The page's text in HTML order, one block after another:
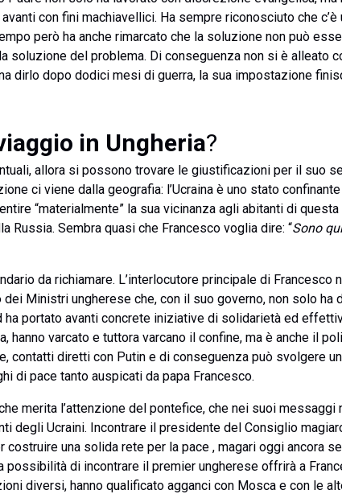
con fini machiavellici. Ha sempre riconosciuto che
però ha anche rimarcato che la soluzione non può
soluzione del problema. Di conseguenza non si è alleato
dirlo dopo dodici mesi di guerra, la sua impostazione
in Ungheria?
allora si possono trovare le giustificazioni per il suo
ci viene dalla geografia: l’Ucraina è uno stato
“materialmente” la sua vicinanza agli abitanti di
Russia. Sembra quasi che Francesco voglia dire: “Sono
da richiamare. L’interlocutore principale di
Ministri ungherese che, con il suo governo, non solo
ha portato avanti concrete iniziative di solidarietà ed
hanno varcato e tuttora varcano il confine, ma è anche il
contatti diretti con Putin e di conseguenza può svolgere
di pace tanto auspicati da papa Francesco.
merita l’attenzione del pontefice, che nei suoi
degli Ucraini. Incontrare il presidente del Consiglio
una solida rete per la pace , magari oggi ancora
possibilità di incontrare il premier ungherese offrirà a
diversi, hanno qualificato agganci con Mosca e con le